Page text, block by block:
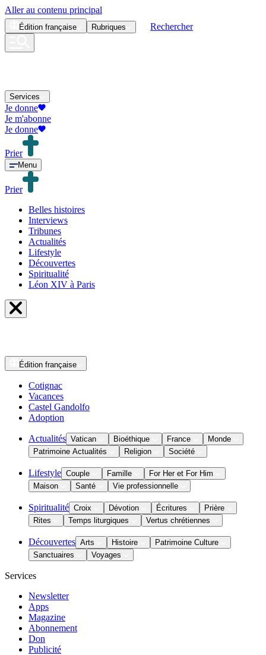
Aller au contenu principal
Édition française Rubriques Rechercher
Services
Je donne
Je m'abonne
Je donne
Prier
Menu
Prier
Belles histoires
Interviews
Tribunes
Actualités
Lifestyle
Découvertes
Spiritualité
Léon XIV à Paris
Édition française
Cotignac
Vacances
Castel Gandolfo
Adoption
Actualités Vatican Bioéthique France
Monde
Patrimoine Actualités
Religion Société
Lifestyle Couple Famille
For Her et For Him
Maison
Santé Vie professionnelle
Spiritualité Croix Dévotion Écritures
Prière
Rites
Temps liturgiques Vertus chrétiennes
Découvertes Arts Histoire
Patrimoine Culture
Sanctuaires
Voyages
Services
Newsletter
Apps
Magazine
Abonnement
Don
Publicité